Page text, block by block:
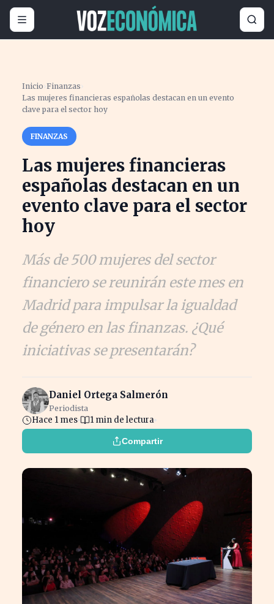
Inicio ›Finanzas ›
Las mujeres financieras españolas destacan en un evento
clave para el sector hoy
FINANZAS
Las mujeres financieras
españolas destacan en un
evento clave para el sector
hoy
Más de 500 mujeres del sector
financiero se reunirán este mes en
Madrid para impulsar la igualdad
de género en las finanzas. ¿Qué
iniciativas se presentarán?
Daniel Ortega Salmerón
Periodista
Hace 1 mes 1 min de lectura
Compartir